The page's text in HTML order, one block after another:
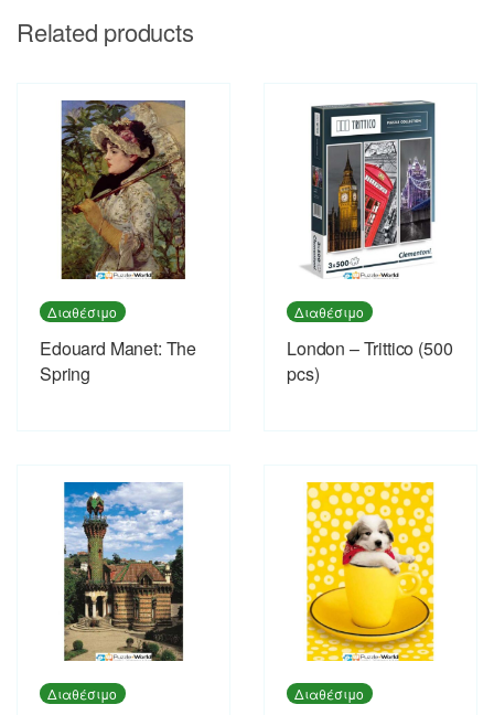
Related products
Διαθέσιμο
Εdouard Manet: The
Spring
Διαθέσιμο
London – Trittico (500
pcs)
Διαθέσιμο Διαθέσιμο